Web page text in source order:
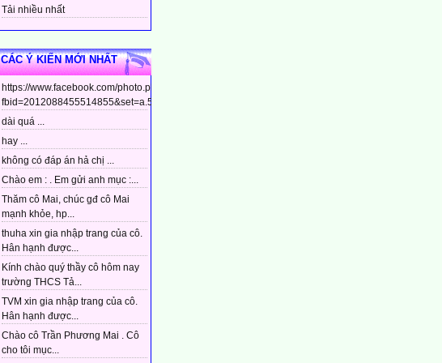
Tải nhiều nhất
CÁC Ý KIẾN MỚI NHẤT
https://www.facebook.com/photo.php?
fbid=2012088455514855&set=a.544799448910437&type=3&theater...
dài quá ...
hay ...
không có đáp án hả chị ...
Chào em : . Em gửi anh mục :...
Thăm cô Mai, chúc gđ cô Mai
mạnh khỏe, hp...
thuha xin gia nhập trang của cô.
Hân hạnh được...
Kính chào quý thầy cô hôm nay
trường THCS Tả...
TVM xin gia nhập trang của cô.
Hân hạnh được...
Chào cô Trần Phương Mai . Cô
cho tôi mục...